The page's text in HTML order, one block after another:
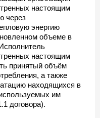
настоящим
через
энергию
объеме в
настоящим
принятый объём
а также
находящихся в
им
договора).